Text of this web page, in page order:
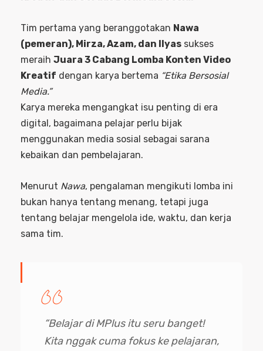
Tim pertama yang beranggotakan Nawa
(pemeran), Mirza, Azam, dan Ilyas sukses
meraih Juara 3 Cabang Lomba Konten Video
Kreatif dengan karya bertema “Etika Bersosial
Media.”
Karya mereka mengangkat isu penting di era
digital, bagaimana pelajar perlu bijak
menggunakan media sosial sebagai sarana
kebaikan dan pembelajaran.
Menurut Nawa, pengalaman mengikuti lomba ini
bukan hanya tentang menang, tetapi juga
tentang belajar mengelola ide, waktu, dan kerja
sama tim.
“Belajar di MPlus itu seru banget!
Kita nggak cuma fokus ke pelajaran,